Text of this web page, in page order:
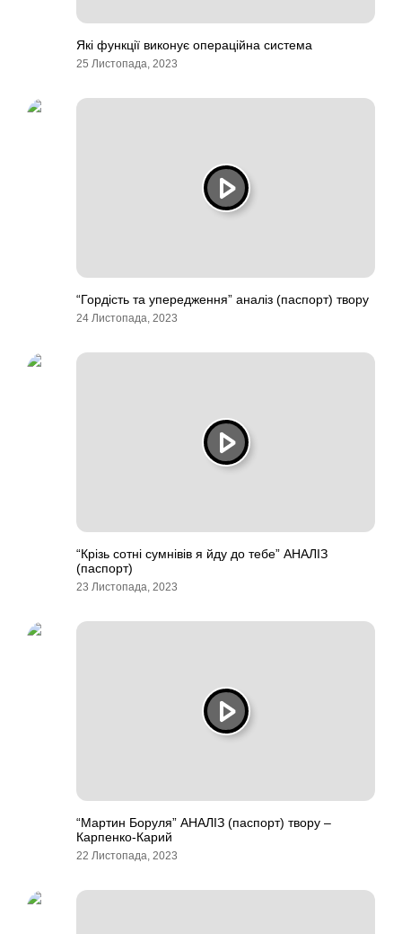
Які функції виконує операційна система
25 Листопада, 2023
“Гордість та упередження” аналіз (паспорт) твору
24 Листопада, 2023
“Крізь сотні сумнівів я йду до тебе” АНАЛІЗ
(паспорт)
23 Листопада, 2023
“Мартин Боруля” АНАЛІЗ (паспорт) твору –
Карпенко-Карий
22 Листопада, 2023